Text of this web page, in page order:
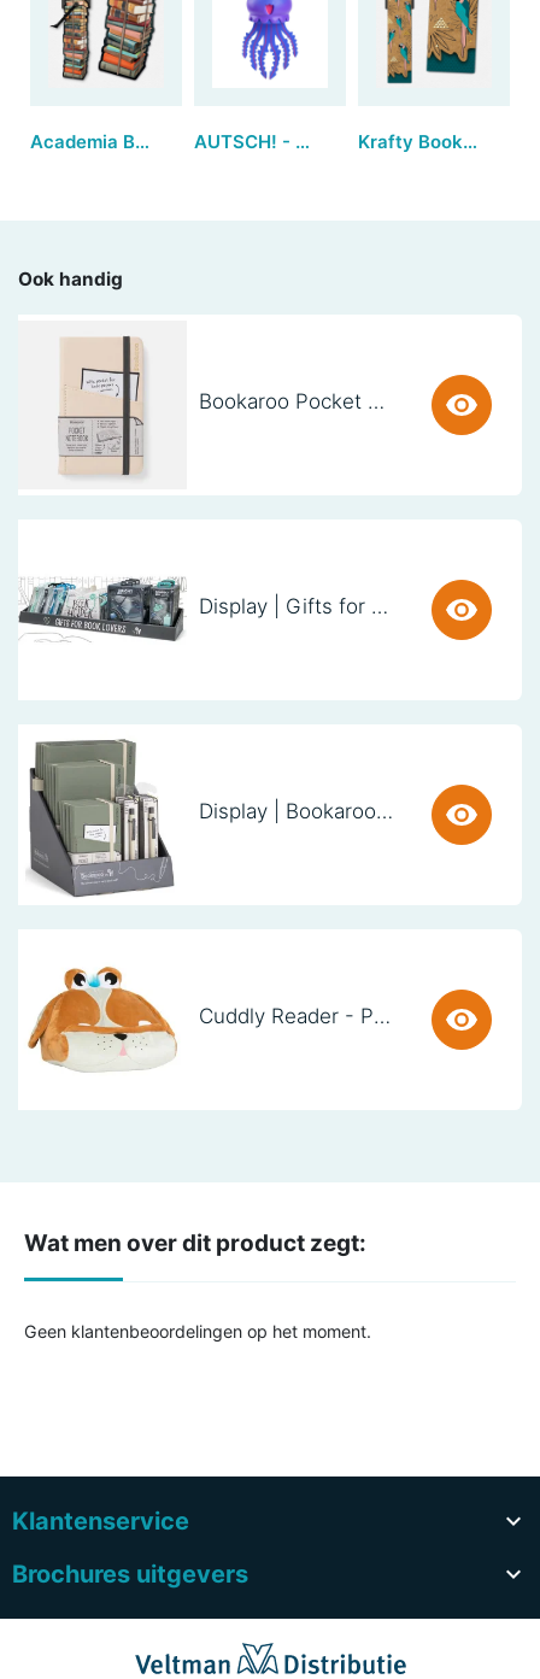
Academia Bookmarks - Pile of Books (set van 3) AUTSCH! - Kwal Krafty Bookmarks - Parrot (set van 3)
Ook handig
Bookaroo Pocket Notebook (A6) - CREAM
Display | Gifts for Book Lovers (60cm)
Display | Bookaroo Notebook & Pen - Fern
Cuddly Reader - Puppy Pete
Wat men over dit product zegt:
Geen klantenbeoordelingen op het moment.
Klantenservice

Brochures uitgevers
